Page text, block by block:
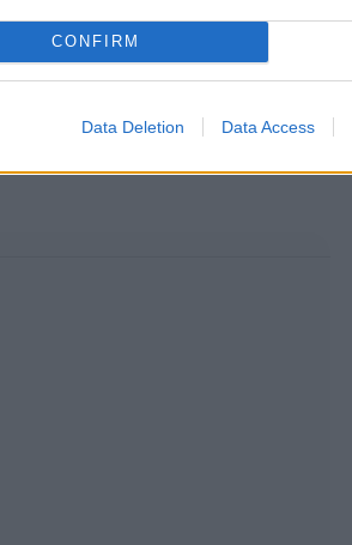
CONFIRM
Data Deletion Data Access
ei tuntunut enää henkisesti
ja kertoi asiasta
useita Yhdysvalloissa